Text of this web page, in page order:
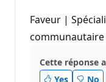
Faveur |
Cette réponse
Yes
No